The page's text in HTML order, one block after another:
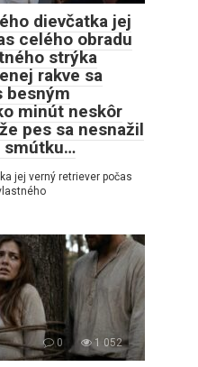
dievčatka jej
celého obradu
strýka
rakve sa
besným
minút neskôr
pes sa nesnažil
smútku…
jej verný retriever počas
0 1 052